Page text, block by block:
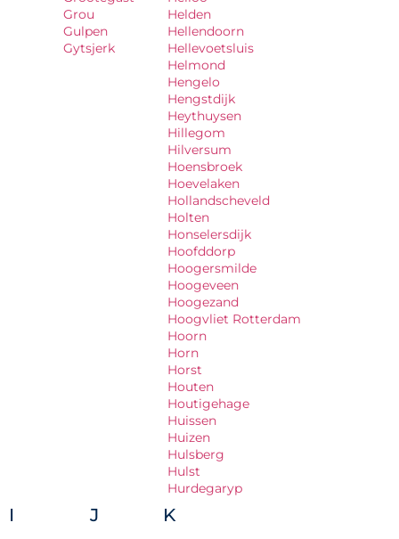
Grou
Gulpen
Gytsjerk
Helden
Hellendoorn
Hellevoetsluis
Helmond
Hengelo
Hengstdijk
Heythuysen
Hillegom
Hilversum
Hoensbroek
Hoevelaken
Hollandscheveld
Holten
Honselersdijk
Hoofddorp
Hoogersmilde
Hoogeveen
Hoogezand
Hoogvliet Rotterdam
Hoorn
Horn
Horst
Houten
Houtigehage
Huissen
Huizen
Hulsberg
Hulst
Hurdegaryp
I J K